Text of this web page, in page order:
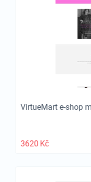
VirtueMart e-shop
3620 Kč